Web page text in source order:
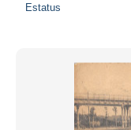
Estatus